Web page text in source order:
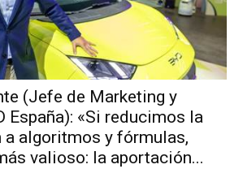
(Jefe de Marketing y
España): «Si reducimos la
algoritmos y fórmulas,
valioso: la aportación...